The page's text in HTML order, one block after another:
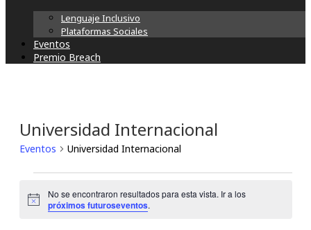
Lenguaje Inclusivo
Plataformas Sociales
Eventos
Premio Breach
Universidad Internacional
Eventos Universidad Internacional
Eventos
Notice
No se encontraron resultados para esta vista. Ir a los
próximos futuroseventos.